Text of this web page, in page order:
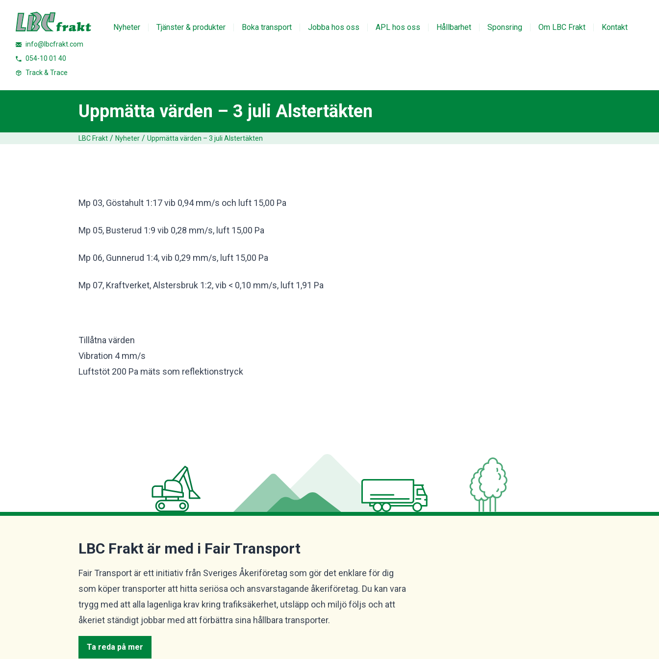
Nyheter Tjänster & produkter Boka transport Jobba hos oss APL hos oss Hållbarhet Sponsring Om LBC Frakt Kontakt
info@lbcfrakt.com
054-10 01 40
Track & Trace
Uppmätta värden – 3 juli Alstertäkten
LBC Frakt / Nyheter / Uppmätta värden – 3 juli Alstertäkten
Mp 03, Göstahult 1:17 vib 0,94 mm/s och luft 15,00 Pa
Mp 05, Busterud 1:9 vib 0,28 mm/s, luft 15,00 Pa
Mp 06, Gunnerud 1:4, vib 0,29 mm/s, luft 15,00 Pa
Mp 07, Kraftverket, Alstersbruk 1:2, vib < 0,10 mm/s, luft 1,91 Pa
Tillåtna värden
Vibration 4 mm/s
Luftstöt 200 Pa mäts som reflektionstryck
LBC Frakt är med i Fair Transport
Fair Transport är ett initiativ från Sveriges Åkeriföretag som gör det enklare för dig
som köper transporter att hitta seriösa och ansvarstagande åkeriföretag. Du kan vara
trygg med att alla lagenliga krav kring trafiksäkerhet, utsläpp och miljö följs och att
åkeriet ständigt jobbar med att förbättra sina hållbara transporter.
Ta reda på mer